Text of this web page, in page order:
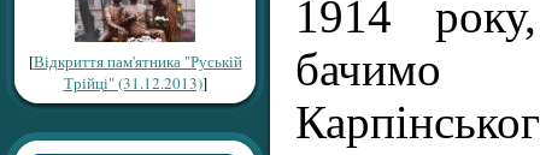
[Відкриття пам'ятника "Руській
Трійці" (31.12.2013)]
1914